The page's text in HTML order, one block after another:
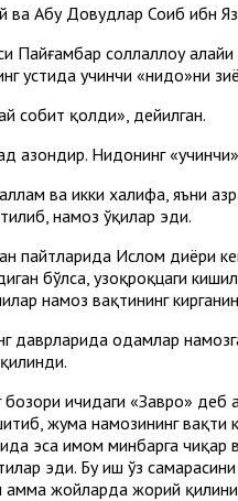
Абу Довудлар Соиб ибн
Пайғамбар соллаллоҳу
устида учинчи «нидо»ни
собит қолди», дейилган.
азондир. Нидонинг
ва икки халифа, яъни
намоз ўқилар эди.
пайтларида Ислом диёри
бўлса, узоқроқцаги
намоз вақтининг
даврларида одамлар
ичидаги «Завро»
жума намозининг вақти
эса имом минбарга
эди. Бу иш ўз
жойларда жорий